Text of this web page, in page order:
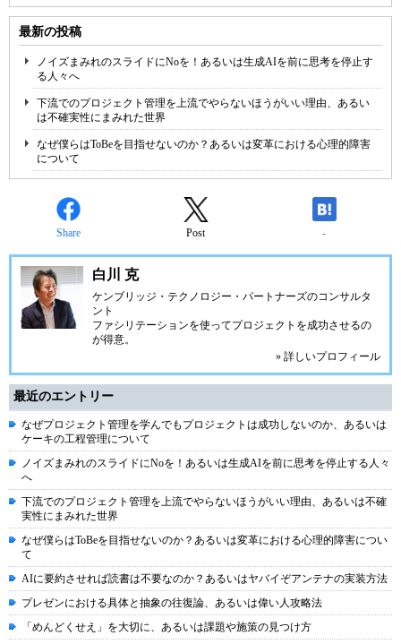
最新の投稿
ノイズまみれのスライドにNoを！あるいは生成AIを前に思考を停止す
る人々へ
下流でのプロジェクト管理を上流でやらないほうがいい理由、あるい
は不確実性にまみれた世界
なぜ僕らはToBeを目指せないのか？あるいは変革における心理的障害
について
Share Post -
白川 克
ケンブリッジ・テクノロジー・パートナーズのコンサルタ
ント
ファシリテーションを使ってプロジェクトを成功させるの
が得意。
» 詳しいプロフィール
最近のエントリー
なぜプロジェクト管理を学んでもプロジェクトは成功しないのか、あるいは
ケーキの工程管理について
ノイズまみれのスライドにNoを！あるいは生成AIを前に思考を停止する人々
へ
下流でのプロジェクト管理を上流でやらないほうがいい理由、あるいは不確
実性にまみれた世界
なぜ僕らはToBeを目指せないのか？あるいは変革における心理的障害につい
て
AIに要約させれば読書は不要なのか？あるいはヤバイぞアンテナの実装方法
プレゼンにおける具体と抽象の往復論、あるいは偉い人攻略法
「めんどくせえ」を大切に、あるいは課題や施策の見つけ方